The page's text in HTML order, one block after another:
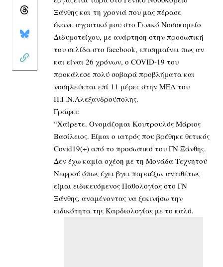
Ξάνθης και τη χρονιά που μας πέρασε
έκανε αγροτικό μου στο Γενικό Νοσοκομείο
Διδυμοτείχου, με ανάρτηση στην προσωπική
του σελίδα στο facebook, επισημαίνει πως αν
και είναι 26 χρόνων, ο COVID-19 του
προκάλεσε πολύ σοβαρά προβλήματα και
νοσηλεύεται επί 11 μέρες στην ΜΕΛ του
Π.Γ.Ν.Αλεξανδρούπολης.
Γράφει:
“Χαίρετε. Ονομάζομαι Κουτρουλός Μάριος
Βασίλειος. Είμαι ο ιατρός που βρέθηκε θετικός
Covid19(+) από το προσωπικό του ΓΝ Ξάνθης.
Δεν έχω καμία σχέση με τη Μονάδα Τεχνητού
Νεφρού όπως έχει βγει παραέξω, αντιθέτως
είμαι ειδικευόμενος Παθολογίας στο ΓΝ
Ξάνθης, αναμένοντας να ξεκινήσω την
ειδικότητα της Καρδιολογίας με το καλό.